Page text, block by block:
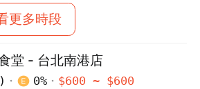
更多時段
堂 - 台北南港店
) 0% $600 ~ $600